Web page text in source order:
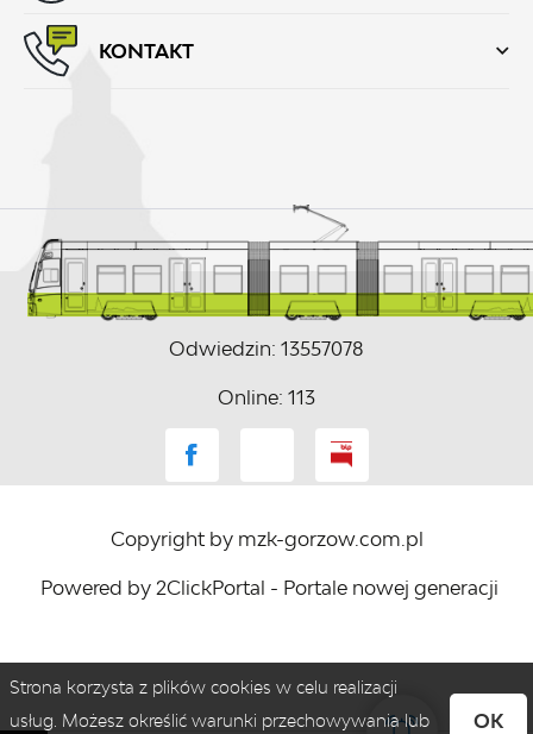
KONTAKT
Odwiedzin: 13557078
Online: 113
Copyright by mzk-gorzow.com.pl
Powered by 2ClickPortal - Portale nowej generacji
Strona korzysta z plików cookies w celu realizacji
usług. Możesz określić warunki przechowywania lub
OK